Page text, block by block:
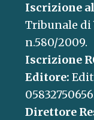
Iscrizione
Tribunale di
n.580/2009.
Iscrizione
Editore:
Direttore